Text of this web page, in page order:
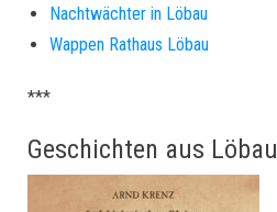
Nachtwächter in Löbau
Wappen Rathaus Löbau
***
Geschichten aus Löbau